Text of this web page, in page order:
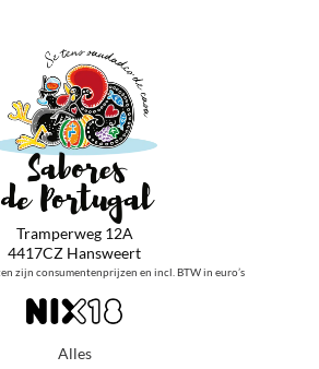
Tramperweg 12A
4417CZ Hansweert
zijn consumentenprijzen en incl. BTW in euro’s
Alles